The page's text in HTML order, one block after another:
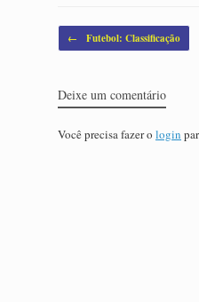
Post navigation
← Futebol: Classificação
Deixe um comentário
Você precisa fazer o login